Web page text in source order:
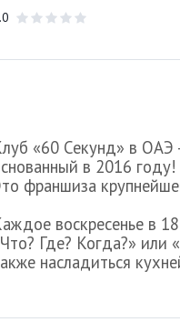
«60 Секунд» в ОАЭ
в 2016 году!
франшиза
воскресенье в
Где? Когда?» или
насладиться